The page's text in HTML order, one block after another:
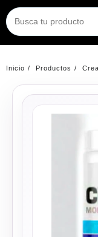
Inicio Productos